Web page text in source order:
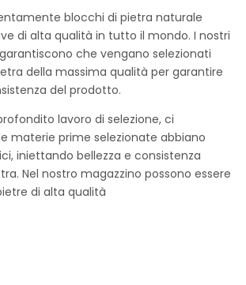
blocchi di pietra naturale
di alta qualità in tutto il mondo. I nostri
che vengano selezionati
della massima qualità per garantire
del prodotto.
lavoro di selezione, ci
materie prime selezionate abbiano
iniettando bellezza e consistenza
Nel nostro magazzino possono essere
di alta qualità